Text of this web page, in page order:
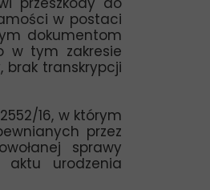
w postaci
dokumentom
w tym zakresie
brak transkrypcji
16, w którym
przez
sprawy
aktu urodzenia